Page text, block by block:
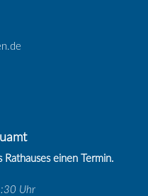
einen Termin.
Uhr